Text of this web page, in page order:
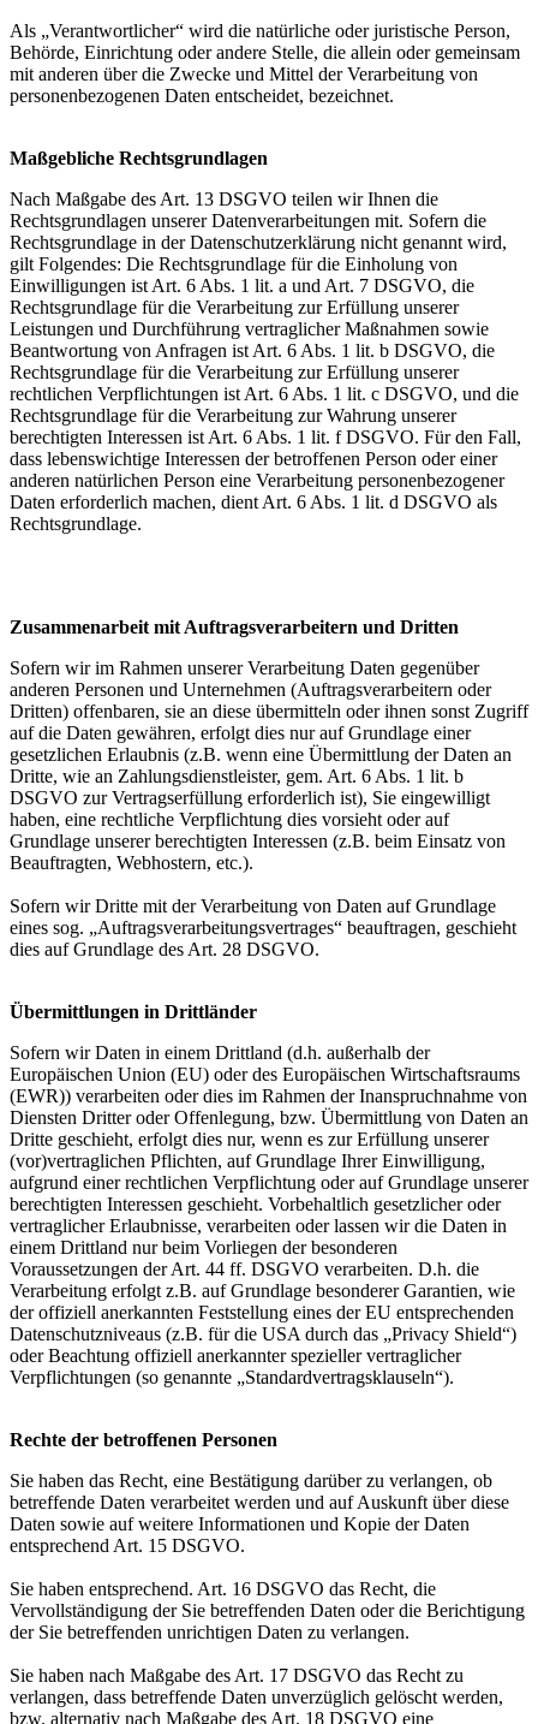
Als „Verantwortlicher“ wird die natürliche oder juristische Person,
Behörde, Einrichtung oder andere Stelle, die allein oder gemeinsam
mit anderen über die Zwecke und Mittel der Verarbeitung von
personenbezogenen Daten entscheidet, bezeichnet.
Maßgebliche Rechtsgrundlagen
Nach Maßgabe des Art. 13 DSGVO teilen wir Ihnen die
Rechtsgrundlagen unserer Datenverarbeitungen mit. Sofern die
Rechtsgrundlage in der Datenschutzerklärung nicht genannt wird,
gilt Folgendes: Die Rechtsgrundlage für die Einholung von
Einwilligungen ist Art. 6 Abs. 1 lit. a und Art. 7 DSGVO, die
Rechtsgrundlage für die Verarbeitung zur Erfüllung unserer
Leistungen und Durchführung vertraglicher Maßnahmen sowie
Beantwortung von Anfragen ist Art. 6 Abs. 1 lit. b DSGVO, die
Rechtsgrundlage für die Verarbeitung zur Erfüllung unserer
rechtlichen Verpflichtungen ist Art. 6 Abs. 1 lit. c DSGVO, und die
Rechtsgrundlage für die Verarbeitung zur Wahrung unserer
berechtigten Interessen ist Art. 6 Abs. 1 lit. f DSGVO. Für den Fall,
dass lebenswichtige Interessen der betroffenen Person oder einer
anderen natürlichen Person eine Verarbeitung personenbezogener
Daten erforderlich machen, dient Art. 6 Abs. 1 lit. d DSGVO als
Rechtsgrundlage.
Zusammenarbeit mit Auftragsverarbeitern und Dritten
Sofern wir im Rahmen unserer Verarbeitung Daten gegenüber
anderen Personen und Unternehmen (Auftragsverarbeitern oder
Dritten) offenbaren, sie an diese übermitteln oder ihnen sonst Zugriff
auf die Daten gewähren, erfolgt dies nur auf Grundlage einer
gesetzlichen Erlaubnis (z.B. wenn eine Übermittlung der Daten an
Dritte, wie an Zahlungsdienstleister, gem. Art. 6 Abs. 1 lit. b
DSGVO zur Vertragserfüllung erforderlich ist), Sie eingewilligt
haben, eine rechtliche Verpflichtung dies vorsieht oder auf
Grundlage unserer berechtigten Interessen (z.B. beim Einsatz von
Beauftragten, Webhostern, etc.).
Sofern wir Dritte mit der Verarbeitung von Daten auf Grundlage
eines sog. „Auftragsverarbeitungsvertrages“ beauftragen, geschieht
dies auf Grundlage des Art. 28 DSGVO.
Übermittlungen in Drittländer
Sofern wir Daten in einem Drittland (d.h. außerhalb der
Europäischen Union (EU) oder des Europäischen Wirtschaftsraums
(EWR)) verarbeiten oder dies im Rahmen der Inanspruchnahme von
Diensten Dritter oder Offenlegung, bzw. Übermittlung von Daten an
Dritte geschieht, erfolgt dies nur, wenn es zur Erfüllung unserer
(vor)vertraglichen Pflichten, auf Grundlage Ihrer Einwilligung,
aufgrund einer rechtlichen Verpflichtung oder auf Grundlage unserer
berechtigten Interessen geschieht. Vorbehaltlich gesetzlicher oder
vertraglicher Erlaubnisse, verarbeiten oder lassen wir die Daten in
einem Drittland nur beim Vorliegen der besonderen
Voraussetzungen der Art. 44 ff. DSGVO verarbeiten. D.h. die
Verarbeitung erfolgt z.B. auf Grundlage besonderer Garantien, wie
der offiziell anerkannten Feststellung eines der EU entsprechenden
Datenschutzniveaus (z.B. für die USA durch das „Privacy Shield“)
oder Beachtung offiziell anerkannter spezieller vertraglicher
Verpflichtungen (so genannte „Standardvertragsklauseln“).
Rechte der betroffenen Personen
Sie haben das Recht, eine Bestätigung darüber zu verlangen, ob
betreffende Daten verarbeitet werden und auf Auskunft über diese
Daten sowie auf weitere Informationen und Kopie der Daten
entsprechend Art. 15 DSGVO.
Sie haben entsprechend. Art. 16 DSGVO das Recht, die
Vervollständigung der Sie betreffenden Daten oder die Berichtigung
der Sie betreffenden unrichtigen Daten zu verlangen.
Sie haben nach Maßgabe des Art. 17 DSGVO das Recht zu
verlangen, dass betreffende Daten unverzüglich gelöscht werden,
bzw. alternativ nach Maßgabe des Art. 18 DSGVO eine